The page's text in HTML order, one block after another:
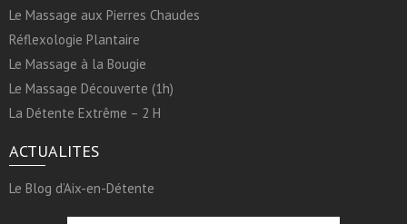
Le Massage aux Pierres Chaudes
Réflexologie Plantaire
Le Massage à la Bougie
Le Massage Découverte (1h)
La Détente Extrême – 2 H
ACTUALITES
Le Blog d’Aix-en-Détente